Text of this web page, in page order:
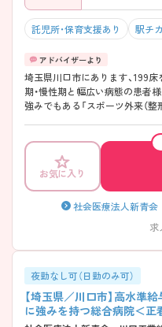
託児所・保育支援あり 駅チ
埼玉県川口市にあります、199
期・慢性期と幅広い病態の患者
強みでもある「スポーツ外来（整
で、スポーツ整形に興味のある
入社職員に対する教育体制も整
も安心♪年間休日120日と休みが
と、魅力がたっぷりの病院です
ど、さらに詳細をお話しいたし
お気に入り
社会医療法人新青
求
夜勤なし可（日勤のみ可）
【埼玉県／川口市】高水準
に強みを持つ総合病院＜正